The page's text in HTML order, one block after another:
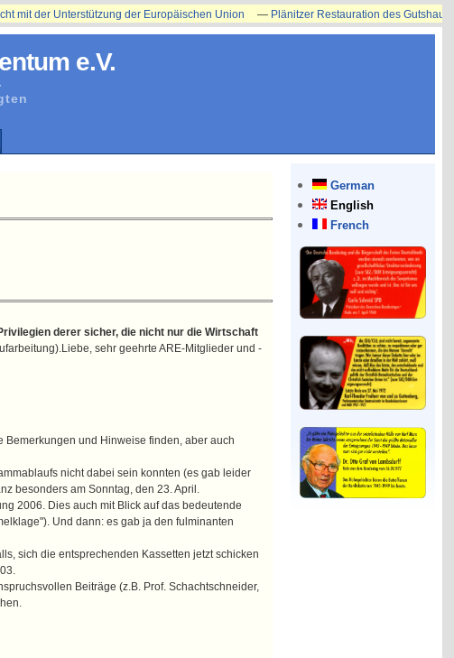
e.V.
German
English
French
der Unterstützung der Europäischen Union — Plänitzer Restauration des Gutshauses
derer sicher, die nicht nur die Wirtschaft
sehr geehrte ARE-Mitglieder und -
Bemerkungen und Hinweise finden, aber auch
nicht dabei sein konnten (es gab leider
besonders am Sonntag, den 23. April.
2006. Dies auch mit Blick auf das bedeutende
Und dann: es gab ja den fulminanten
sich die entsprechenden Kassetten jetzt schicken
Beiträge (z.B. Prof. Schachtschneider,